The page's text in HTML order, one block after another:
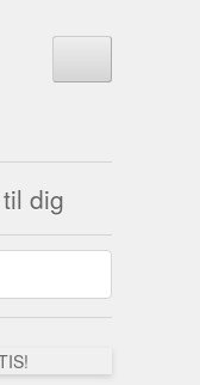
dig